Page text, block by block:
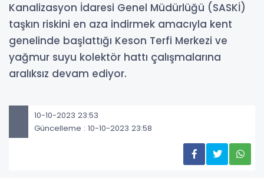
Kanalizasyon İdaresi Genel Müdürlüğü (SASKİ)
taşkın riskini en aza indirmek amacıyla kent
genelinde başlattığı Keson Terfi Merkezi ve
yağmur suyu kolektör hattı çalışmalarına
aralıksız devam ediyor.
10-10-2023 23:53
Güncelleme : 10-10-2023 23:58